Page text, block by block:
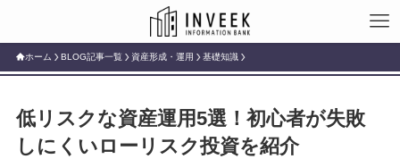
ホーム BLOG記事一覧 資産形成・運用 基礎知識
低リスクな資産運用5選！初心者が失敗
しにくいローリスク投資を紹介